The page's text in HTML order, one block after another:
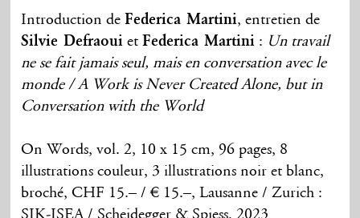
Introduction deFederica Martini, entretien de
Silvie Defraoui etFederica Martini : Un travail
ne se fait jamais seul, mais en conversation avec le
monde / A Work is Never Created Alone, but in
Conversation with the World
On Words, vol. 2, 10 x 15 cm, 96 pages, 8
illustrations couleur, 3 illustrations noir et blanc,
broché, CHF 15.– / € 15.–, Lausanne / Zurich :